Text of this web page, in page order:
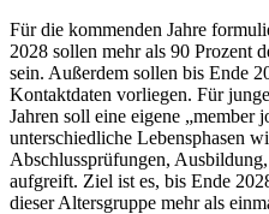
Für die kommenden Jahre
2028 sollen mehr als 90 Prozent
sein. Außerdem sollen bis Ende
Kontaktdaten vorliegen. Für
Jahren soll eine eigene „member
unterschiedliche Lebensphasen
Abschlussprüfungen,
aufgreift. Ziel ist es, bis Ende
dieser Altersgruppe mehr als